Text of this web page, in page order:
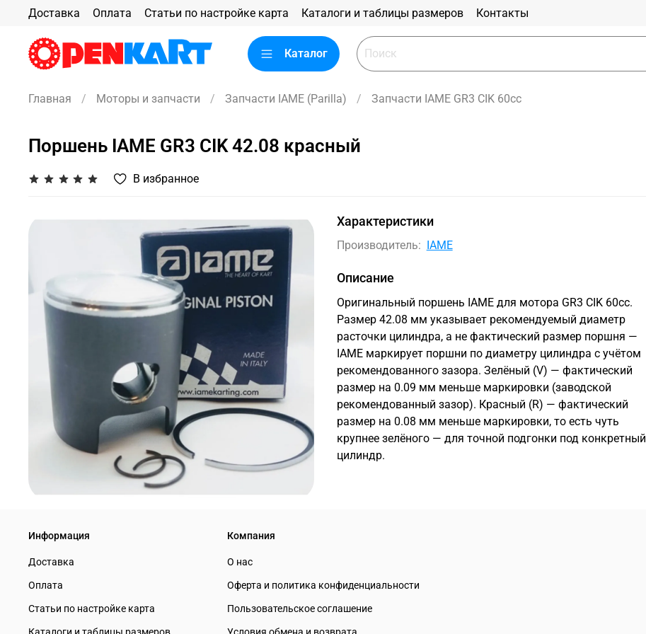
Доставка Оплата Статьи по настройке карта Каталоги и таблицы размеров Контакты
Каталог
Главная Моторы и запчасти Запчасти IAME (Parilla) Запчасти IAME GR3 CIK 60cc
Поршень IAME GR3 CIK 42.08 красный
В избранное
Характеристики
Производитель: IAME
Описание
Оригинальный поршень IAME для мотора GR3 CIK 60cc.
Размер 42.08 мм указывает рекомендуемый диаметр
расточки цилиндра, а не фактический размер поршня —
IAME маркирует поршни по диаметру цилиндра с учётом
рекомендованного зазора. Зелёный (V) — фактический
размер на 0.09 мм меньше маркировки (заводской
рекомендованный зазор). Красный (R) — фактический
размер на 0.08 мм меньше маркировки, то есть чуть
крупнее зелёного — для точной подгонки под конкретный
цилиндр.
Информация
Доставка
Оплата
Статьи по настройке карта
Компания
О нас
Оферта и политика конфиденциальности
Пользовательское соглашение